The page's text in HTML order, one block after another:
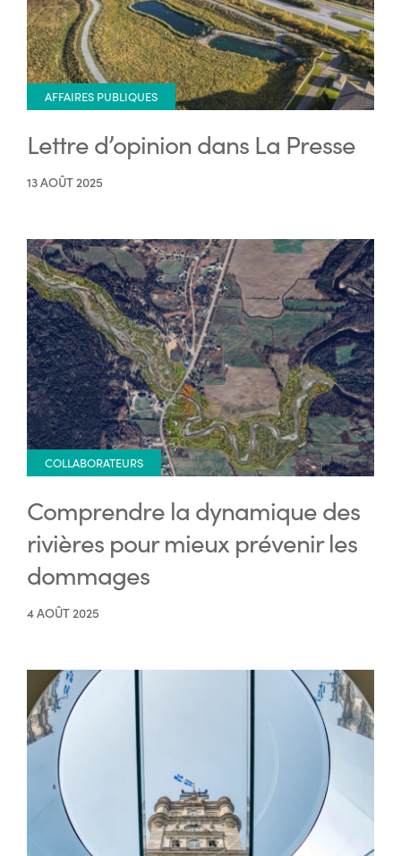
AFFAIRES PUBLIQUES
Lettre d’opinion dans La Presse
13 AOÛT 2025
COLLABORATEURS
Comprendre la dynamique des
rivières pour mieux prévenir les
dommages
4 AOÛT 2025